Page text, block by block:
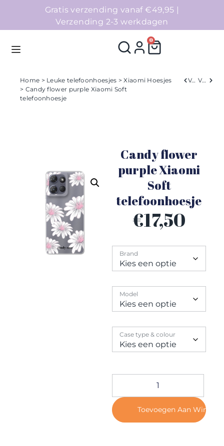
Gratis verzending vanaf €49,95 |
Verzending 2-3 werkdagen
0
Homepage
Collecties
Home > Leuke telefoonhoesjes >Xiaomi Hoesjes
> Candy flower purple Xiaomi Soft
telefoonhoesje
Verleden Volgend
Candy flower
purple Xiaomi
Soft
telefoonhoesje
€17,50
Brand
Model
Case type & colour
Toevoegen Aan